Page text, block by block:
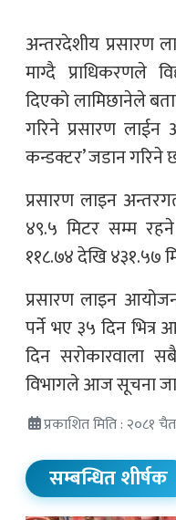
अन्तरदेशीय प्रसारण
माग्दै प्राधिकरणले
दिएको लामिछानेले
गरिने प्रसारण
कन्डक्टर’ जडान गरिने
प्रसारण लाइन
४९.५ मिटर सम्म
११८.७४ देखि ४३१.५७
प्रसारण लाइन
पर्ने भए ३५ दिन भित्र
दिन सरोकारवाला
विभागले आज सूचना
प्रकाशित मिति : २०८१
सम्बन्धित शीर्षक